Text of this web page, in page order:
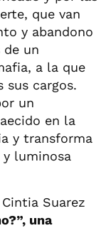
que van
y abandono
de un
a la que
cargos.
un
en la
y transforma
y luminosa
Suarez
una